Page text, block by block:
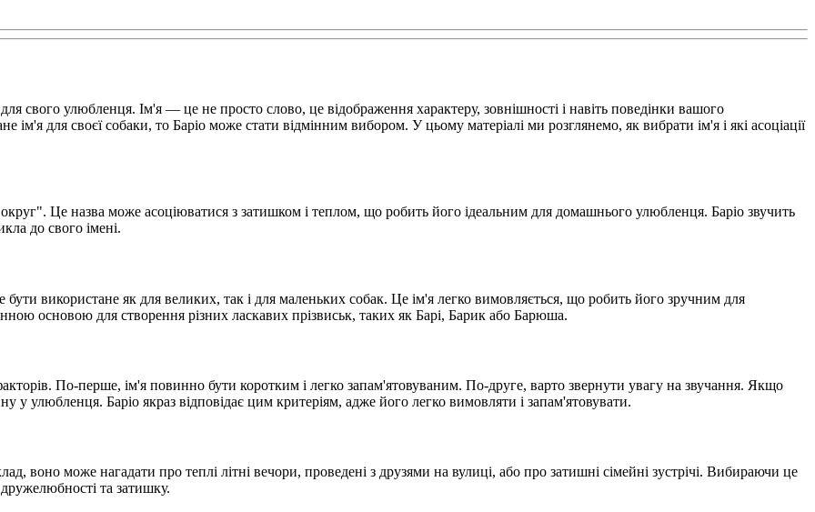
свого улюбленця. Ім'я — це не просто слово, це відображення характеру, зовнішності і навіть поведінки вашого
для своєї собаки, то Баріо може стати відмінним вибором. У цьому матеріалі ми розглянемо, як вибрати ім'я і які асоціації
"округ". Це назва може асоціюватися з затишком і теплом, що робить його ідеальним для домашнього улюбленця. Баріо звучить
до свого імені.
бути використане як для великих, так і для маленьких собак. Це ім'я легко вимовляється, що робить його зручним для
основою для створення різних ласкавих прізвиськ, таких як Барі, Барик або Барюша.
По-перше, ім'я повинно бути коротким і легко запам'ятовуваним. По-друге, варто звернути увагу на звучання. Якщо
улюбленця. Баріо якраз відповідає цим критеріям, адже його легко вимовляти і запам'ятовувати.
воно може нагадати про теплі літні вечори, проведені з друзями на вулиці, або про затишні сімейні зустрічі. Вибираючи це
та затишку.